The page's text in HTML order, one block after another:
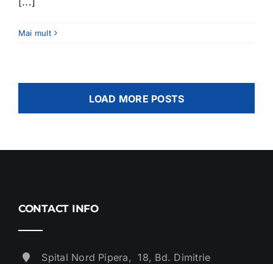
Mai mult
LOAD MORE POSTS
CONTACT INFO
Spital Nord Pipera, 18, Bd. Dimitrie